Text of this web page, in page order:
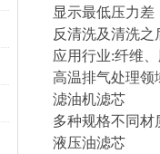
显示最低压力差
反清洗及清洗
应用行业:纤维
高温排气处理领
滤油机滤芯
多种规格不同材
液压油滤芯